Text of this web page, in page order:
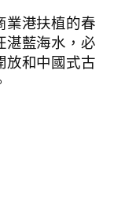
港扶植的春
湛藍海水，必
放和中國式古